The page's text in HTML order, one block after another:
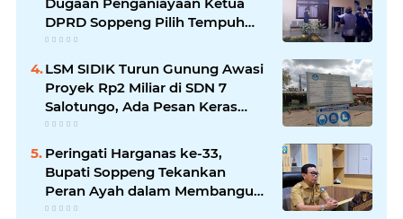
DPRD Soppeng Pilih Tempuh
Jalur Hukum
LSM SIDIK Turun Gunung Awasi
Proyek Rp2 Miliar di SDN 7
Salotungo, Ada Pesan Keras
untuk Pelaksana
Peringati Harganas ke-33,
Bupati Soppeng Tekankan
Peran Ayah dalam Membangun
Generasi Unggul